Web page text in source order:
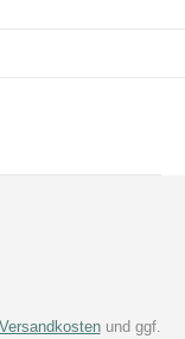
Versandkostenund ggf.